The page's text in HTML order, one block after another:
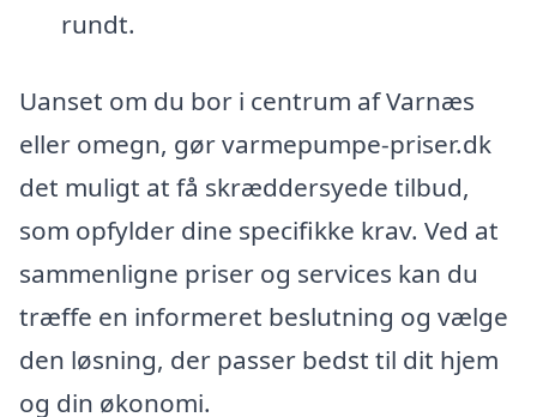
rundt.
Uanset om du bor i centrum af Varnæs
eller omegn, gør varmepumpe-priser.dk
det muligt at få skræddersyede tilbud,
som opfylder dine specifikke krav. Ved at
sammenligne priser og services kan du
træffe en informeret beslutning og vælge
den løsning, der passer bedst til dit hjem
og din økonomi.